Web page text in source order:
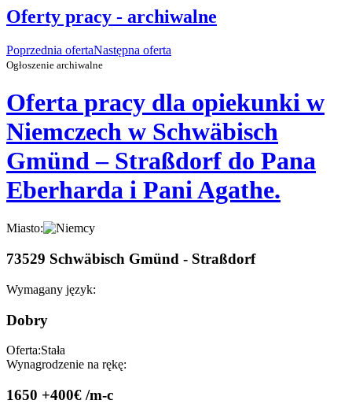
Oferty pracy - archiwalne
Poprzednia ofertaNastępna oferta
Ogłoszenie archiwalne
Oferta pracy dla opiekunki w
Niemczech w Schwäbisch
Gmünd – Straßdorf do Pana
Eberharda i Pani Agathe.
Miasto:
73529 Schwäbisch Gmünd - Straßdorf
Wymagany język:
Dobry
Oferta:Stała
Wynagrodzenie na rękę:
1650 +400€ /m-c